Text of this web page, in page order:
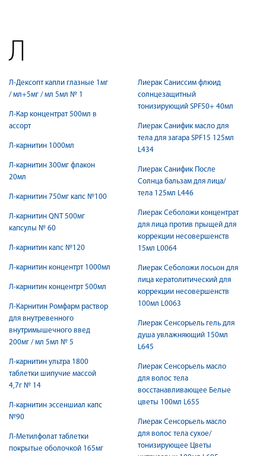
Л
Л-Дексопт капли глазные 1мг
/ мл+5мг / мл 5мл № 1
Л-Кар концентрат 500мл в
ассорт
Л-карнитин 1000мл
Л-карнитин 300мг флакон
20мл
Л-карнитин 750мг капс №100
Л-карнитин QNT 500мг
капсулы № 60
Л-карнитин капс №120
Л-карнитин концентрт 1000мл
Л-карнитин концентрт 500мл
Л-Карнитин Ромфарм раствор
для внутревенного
внутримышечного введ
200мг / мл 5мл № 5
Л-карнитин ультра 1800
таблетки шипучие массой
4,7г № 14
Л-карнитин эссеншиал капс
№90
Л-Метилфолат таблетки
покрытые оболочкой 165мг
Лиерак Саниссим флюид
солнцезащитный
тонизирующий SPF50+ 40мл
Лиерак Санифик масло для
тела для загара SPF15 125мл
L434
Лиерак Санифик После
Солнца бальзам для лица/
тела 125мл L446
Лиерак Себоложи концентрат
для лица против прыщей для
коррекции несовершенств
15мл L0064
Лиерак Себоложи лосьон для
лица кератолитический для
коррекции несовершенств
100мл L0063
Лиерак Сенсорьель гель для
душа увлажняющий 150мл
L645
Лиерак Сенсорьель масло
для волос тела
восстанавливающее Белые
цветы 100мл L655
Лиерак Сенсорьель масло
для волос тела сухое/
тонизирующее Цветы